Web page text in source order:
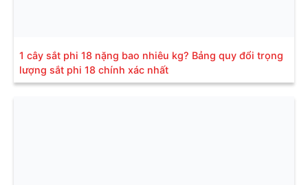
1 cây sắt phi 18 nặng bao nhiêu kg? Bảng quy đổi trọng
lượng sắt phi 18 chính xác nhất